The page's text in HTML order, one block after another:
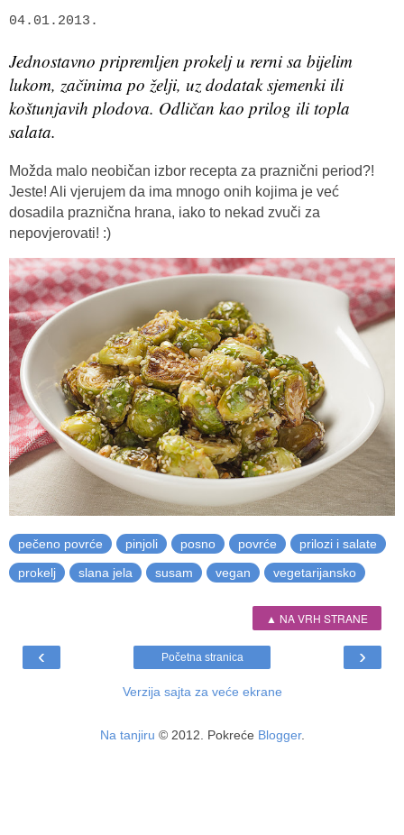
04.01.2013.
Jednostavno pripremljen prokelj u rerni sa bijelim
lukom, začinima po želji, uz dodatak sjemenki ili
koštunjavih plodova. Odličan kao prilog ili topla
salata.
Možda malo neobičan izbor recepta za praznični period?!
Jeste! Ali vjerujem da ima mnogo onih kojima je već
dosadila praznična hrana, iako to nekad zvuči za
nepovjerovati! :)
pečeno povrće pinjoli posno povrće
prilozi i salate
prokelj
slana jela susam vegan vegetarijansko
▲ NA VRH STRANE
‹ ›
Početna stranica
Verzija sajta za veće ekrane
Na tanjiru © 2012. Pokreće Blogger.